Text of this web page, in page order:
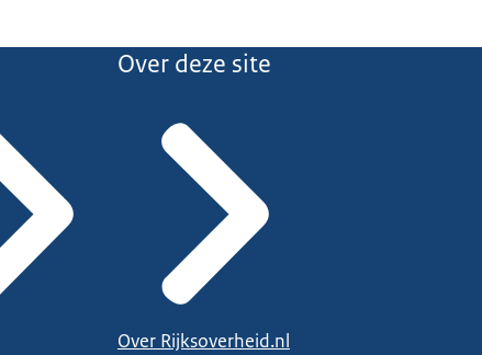
Over deze site
Over Rijksoverheid.nl